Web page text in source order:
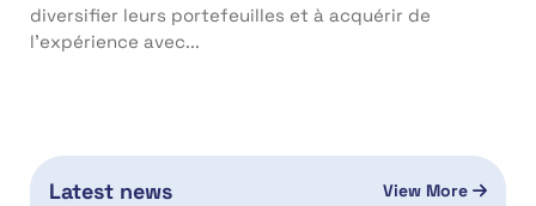
diversifier leurs portefeuilles et à acquérir de
l’expérience avec...
Latest news View More